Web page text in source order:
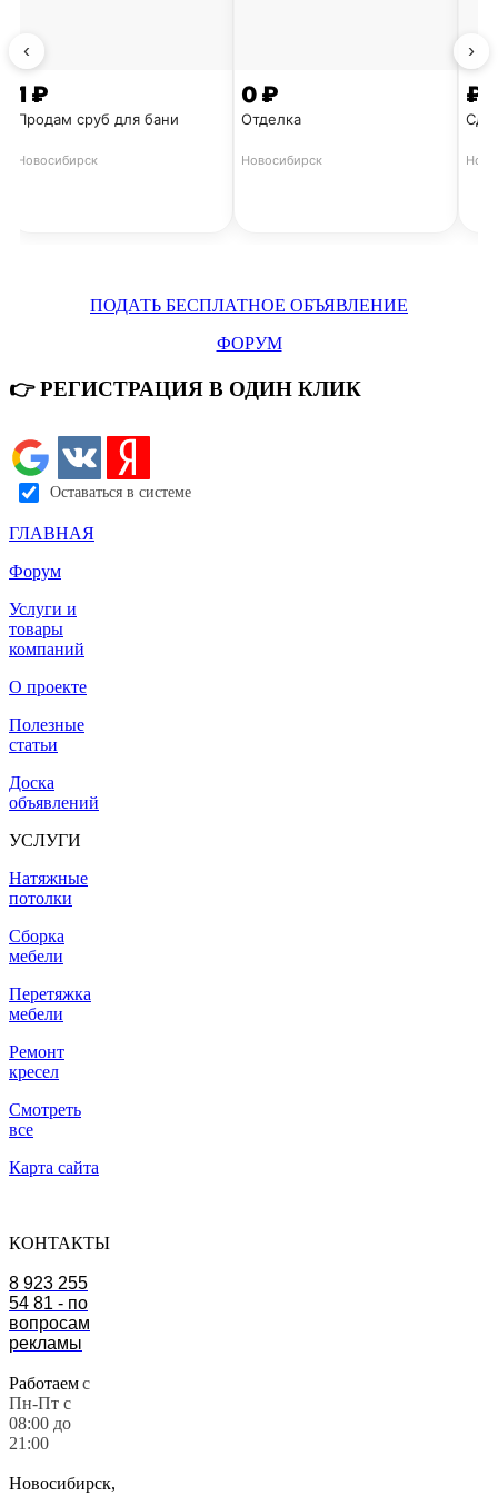
БЫСТРАЯ
ВСЕ ОБЪЯВЛЕНИЯ
‹ ›
1 ₽
Продам сруб для бани
Новосибирск
0 ₽
Отделка
Новосибирск
₽
ПОДАТЬ БЕСПЛАТНОЕ ОБЪЯВЛЕНИЕ
ФОРУМ
👉 РЕГИСТРАЦИЯ В ОДИН КЛИК
Оставаться в системе
ГЛАВНАЯ
Форум
Услуги и
товары
компаний
О проекте
Полезные
статьи
Доска
объявлений
УСЛУГИ
Натяжные
потолки
Сборка
мебели
Перетяжка
мебели
Ремонт
кресел
Смотреть
все
Карта сайта
КОНТАКТЫ
8 923 255
54 81 - по
вопросам
рекламы
Работаемс
Пн-Пт с
08:00 до
21:00
Новосибирск,